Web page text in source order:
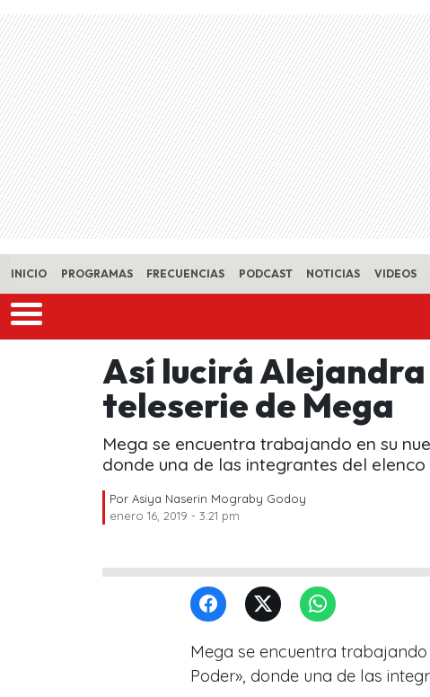
Skip to main content
INICIO PROGRAMAS FRECUENCIAS PODCAST NOTICIAS VIDEOS
Así lucirá
teleserie de Mega
Mega se encuentra trabajando en su
donde una de las integrantes del
Por Asiya Naserin Mograby Godoy
enero 16, 2019 - 3:21 pm
Mega se encuentra
Poder», donde una de las